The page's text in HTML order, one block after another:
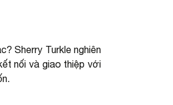
Sherry Turkle nghiên
nối và giao thiệp với